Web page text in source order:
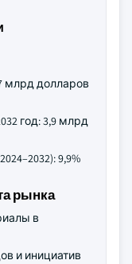
млрд долларов
год: 3,9 млрд
9,9%
рынка
в
и инициатив